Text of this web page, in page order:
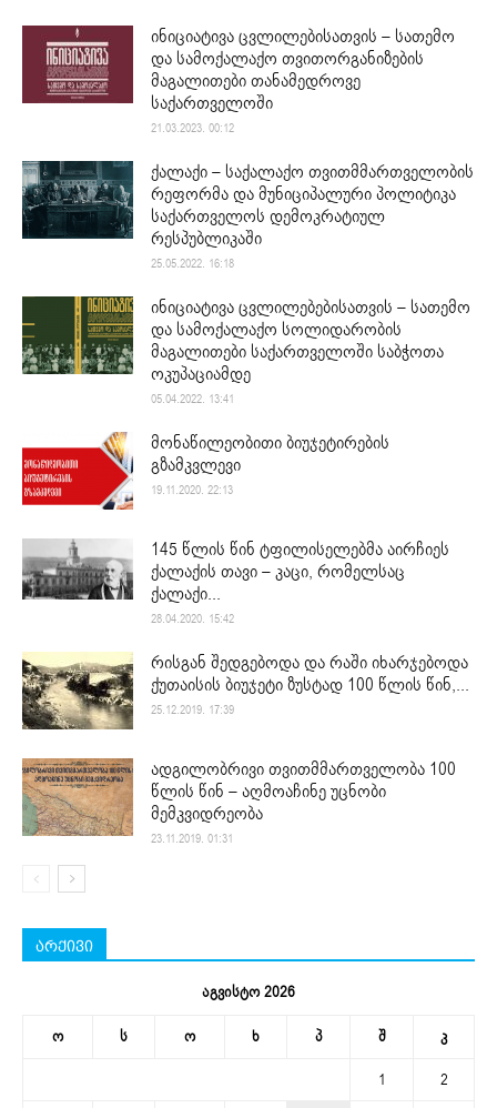
ინიციატივა ცვლილებისათვის – სათემო
და სამოქალაქო თვითორგანიზების
მაგალითები თანამედროვე
საქართველოში
21.03.2023. 00:12
ქალაქი – საქალაქო თვითმმართველობის
რეფორმა და მუნიციპალური პოლიტიკა
საქართველოს დემოკრატიულ
რესპუბლიკაში
25.05.2022. 16:18
ინიციატივა ცვლილებებისათვის – სათემო
და სამოქალაქო სოლიდარობის
მაგალითები საქართველოში საბჭოთა
ოკუპაციამდე
05.04.2022. 13:41
მონაწილეობითი ბიუჯეტირების
გზამკვლევი
19.11.2020. 22:13
145 წლის წინ ტფილისელებმა აირჩიეს
ქალაქის თავი – კაცი, რომელსაც
ქალაქი...
28.04.2020. 15:42
რისგან შედგებოდა და რაში იხარჯებოდა
ქუთაისის ბიუჯეტი ზუსტად 100 წლის წინ,...
25.12.2019. 17:39
ადგილობრივი თვითმმართველობა 100
წლის წინ – აღმოაჩინე უცნობი
მემკვიდრეობა
23.11.2019. 01:31
არქივი
აგვისტო 2026
ო ს ო ხ პ შ კ
1
2